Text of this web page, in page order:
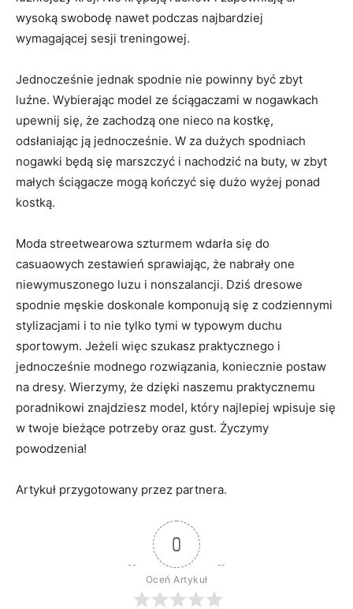
wysoką swobodę nawet podczas najbardziej
wymagającej sesji treningowej.
Jednocześnie jednak spodnie nie powinny być zbyt
luźne. Wybierając model ze ściągaczami w nogawkach
upewnij się, że zachodzą one nieco na kostkę,
odsłaniając ją jednocześnie. W za dużych spodniach
nogawki będą się marszczyć i nachodzić na buty, w zbyt
małych ściągacze mogą kończyć się dużo wyżej ponad
kostką.
Moda streetwearowa szturmem wdarła się do
casuaowych zestawień sprawiając, że nabrały one
niewymuszonego luzu i nonszalancji. Dziś dresowe
spodnie męskie doskonale komponują się z codziennymi
stylizacjami i to nie tylko tymi w typowym duchu
sportowym. Jeżeli więc szukasz praktycznego i
jednocześnie modnego rozwiązania, koniecznie postaw
na dresy. Wierzymy, że dzięki naszemu praktycznemu
poradnikowi znajdziesz model, który najlepiej wpisuje się
w twoje bieżące potrzeby oraz gust. Życzymy
powodzenia!
Artykuł przygotowany przez partnera.
0
Oceń Artykuł